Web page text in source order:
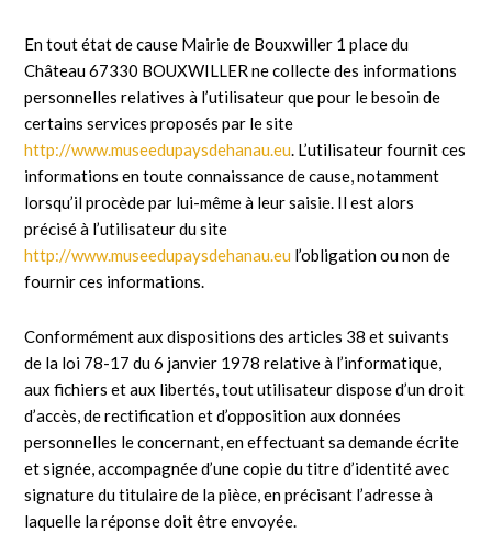
En tout état de cause Mairie de Bouxwiller 1 place du
Château 67330 BOUXWILLER ne collecte des informations
personnelles relatives à l’utilisateur que pour le besoin de
certains services proposés par le site
http://www.museedupaysdehanau.eu. L’utilisateur fournit ces
informations en toute connaissance de cause, notamment
lorsqu’il procède par lui-même à leur saisie. Il est alors
précisé à l’utilisateur du site
http://www.museedupaysdehanau.eu l’obligation ou non de
fournir ces informations.
Conformément aux dispositions des articles 38 et suivants
de la loi 78-17 du 6 janvier 1978 relative à l’informatique,
aux fichiers et aux libertés, tout utilisateur dispose d’un droit
d’accès, de rectification et d’opposition aux données
personnelles le concernant, en effectuant sa demande écrite
et signée, accompagnée d’une copie du titre d’identité avec
signature du titulaire de la pièce, en précisant l’adresse à
laquelle la réponse doit être envoyée.